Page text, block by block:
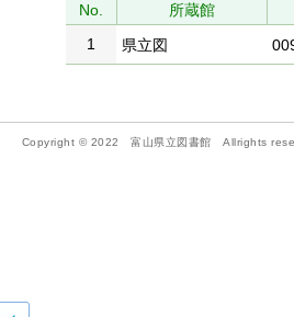
No. 所蔵館
1
県立図
Copyright © 2022 富山県立図書館 Allrights